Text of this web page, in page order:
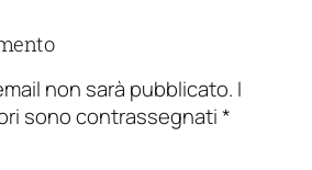
non sarà pubblicato. I
sono contrassegnati*